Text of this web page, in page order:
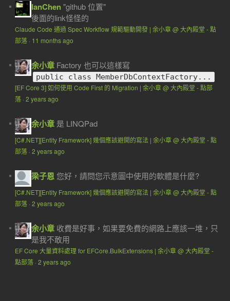
IanChen"github 位置"
後面的link怪怪的
Claude Code 通過 Spec Workflow 規範驅動開發 | 余小章 @ 大內殿堂 - 點
部落· 11 months ago
余小章 Factory 也可以這樣寫
public class MemberDbContextFactory...
[EF Core 3] 如何使用 Code First 的 Migration | 余小章 @ 大內殿堂 - 點部
落· 2 years ago
余小章 是 LINQPad
[C#.NET][Entity Framework] 幾個應該避開的寫法 | 余小章 @ 大內殿堂 - 點
部落· 2 years ago
梁子恩 您好，請問您示意圖中使用的軟體是什麼?
[C#.NET][Entity Framework] 幾個應該避開的寫法 | 余小章 @ 大內殿堂 - 點
部落· 2 years ago
余小章 收費是好事，如果要免費的網路上應該一堆，只
是我不敢用
EF Core 大量資料處理 for EFCore.BulkExtensions | 余小章 @ 大內殿堂 -
點部落· 2 years ago